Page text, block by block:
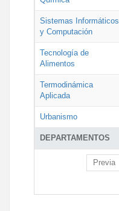
DEPARTAMENTOS
Sistemas Informáticos
y Computación
Tecnología de
Alimentos
Termodinámica
Aplicada
Urbanismo
Previa